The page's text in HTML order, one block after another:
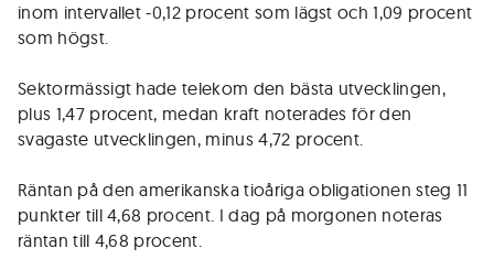
inom intervallet -0,12 procent som lägst och 1,09 procent
som högst.
Sektormässigt hade telekom den bästa utvecklingen,
plus 1,47 procent, medan kraft noterades för den
svagaste utvecklingen, minus 4,72 procent.
Räntan på den amerikanska tioåriga obligationen steg 11
punkter till 4,68 procent. I dag på morgonen noteras
räntan till 4,68 procent.